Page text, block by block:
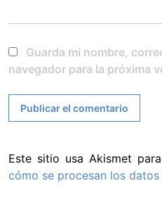
Guarda mi nombre,
navegador para la próxima
Este sitio usa Akismet
cómo se procesan los